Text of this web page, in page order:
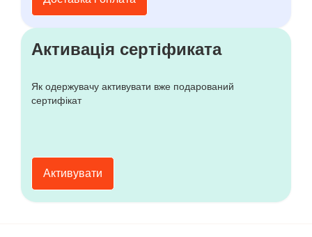
Активація сертіфиката
Як одержувачу активувати вже подарований
сертифікат
Активувати